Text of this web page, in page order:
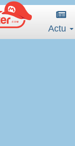
Actu